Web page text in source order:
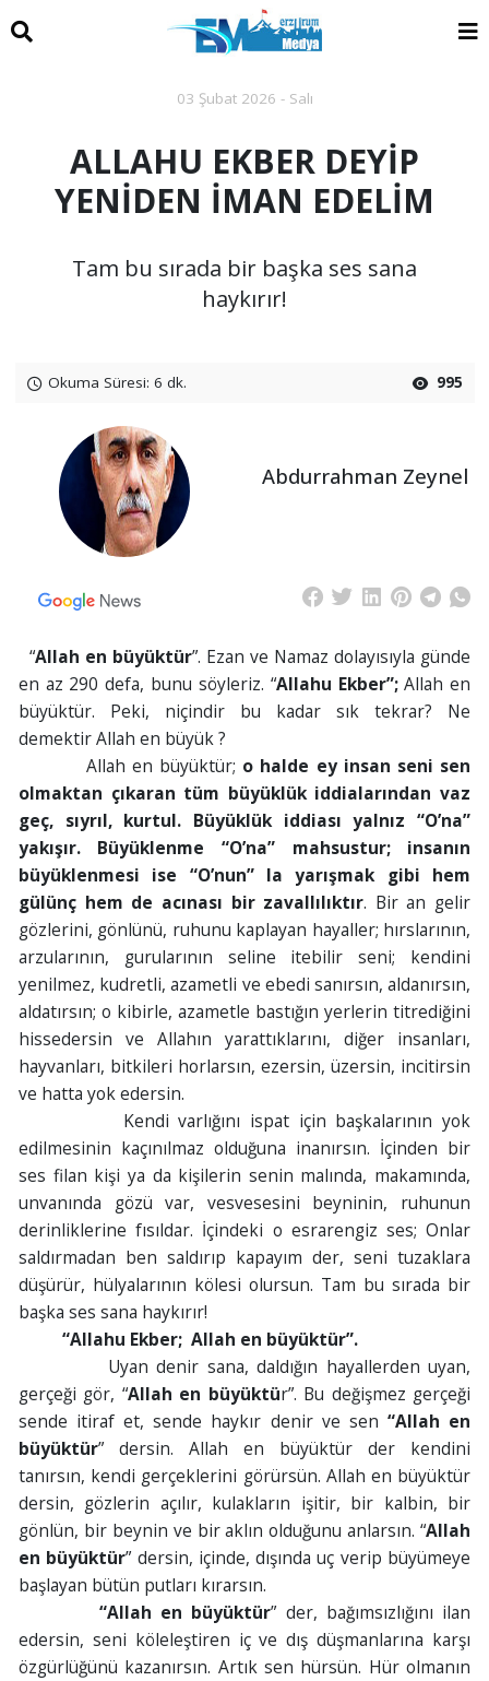
03 Şubat 2026 - Salı
ALLAHU EKBER DEYİP
YENİDEN İMAN EDELİM
Tam bu sırada bir başka ses sana
haykırır!
Okuma Süresi: 6 dk. 995
Abdurrahman Zeynel
“Allah en büyüktür”. Ezan ve Namaz dolayısıyla günde
en az 290 defa, bunu söyleriz. “Allahu Ekber”;Allah en
büyüktür. Peki, niçindir bu kadar sık tekrar? Ne
demektir Allah en büyük ?
Allah en büyüktür; o halde ey insan seni sen
olmaktan çıkaran tüm büyüklük iddialarından vaz
geç, sıyrıl, kurtul. Büyüklük iddiası yalnız “O’na”
yakışır. Büyüklenme “O’na” mahsustur; insanın
büyüklenmesi ise “O’nun” la yarışmak gibi hem
gülünç hem de acınası bir zavallılıktır. Bir an gelir
gözlerini, gönlünü, ruhunu kaplayan hayaller; hırslarının,
arzularının, gurularının seline itebilir seni; kendini
yenilmez, kudretli, azametli ve ebedi sanırsın, aldanırsın,
aldatırsın; o kibirle, azametle bastığın yerlerin titrediğini
hissedersin ve Allahın yarattıklarını, diğer insanları,
hayvanları, bitkileri horlarsın, ezersin, üzersin, incitirsin
ve hatta yok edersin.
Kendi varlığını ispat için başkalarının yok
edilmesinin kaçınılmaz olduğuna inanırsın. İçinden bir
ses filan kişi ya da kişilerin senin malında, makamında,
unvanında gözü var, vesvesesini beyninin, ruhunun
derinliklerine fısıldar. İçindeki o esrarengiz ses; Onlar
saldırmadan ben saldırıp kapayım der, seni tuzaklara
düşürür, hülyalarının kölesi olursun. Tam bu sırada bir
başka ses sana haykırır!
“Allahu Ekber; Allah en büyüktür”.
Uyan denir sana, daldığın hayallerden uyan,
gerçeği gör, “Allah en büyüktür”. Bu değişmez gerçeği
sende itiraf et, sende haykır denir ve sen “Allah en
büyüktür” dersin. Allah en büyüktür der kendini
tanırsın, kendi gerçeklerini görürsün. Allah en büyüktür
dersin, gözlerin açılır, kulakların işitir, bir kalbin, bir
gönlün, bir beynin ve bir aklın olduğunu anlarsın. “Allah
en büyüktür” dersin, içinde, dışında uç verip büyümeye
başlayan bütün putları kırarsın.
“Allah en büyüktür” der, bağımsızlığını ilan
edersin, seni köleleştiren iç ve dış düşmanlarına karşı
özgürlüğünü kazanırsın. Artık sen hürsün. Hür olmanın